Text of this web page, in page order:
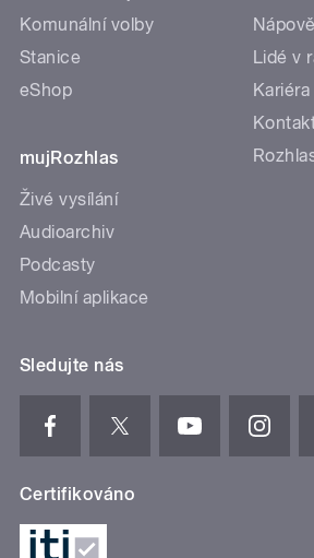
Komunální volby
Stanice
eShop
mujRozhlas
Živé vysílání
Audioarchiv
Podcasty
Mobilní aplikace
Lidé v
Kariéra
Sledujte nás
Certifikováno